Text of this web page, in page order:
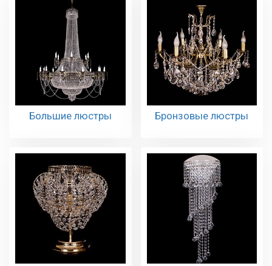
Большие люстры Бронзовые люстры